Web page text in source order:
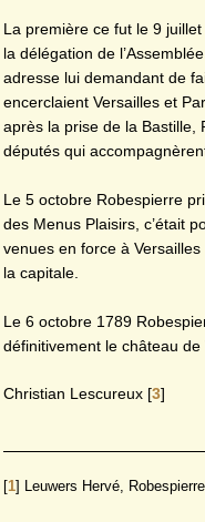
La première ce fut le 9
la délégation de
adresse lui demandant de
encerclaient Versailles et
après la prise de la Bastille,
députés qui
Le 5 octobre Robespierre
des Menus Plaisirs, c’était
venues en force à
la capitale.
Le 6 octobre 1789
définitivement le château de
Christian Lescureux [3]
[1] Leuwers Hervé,